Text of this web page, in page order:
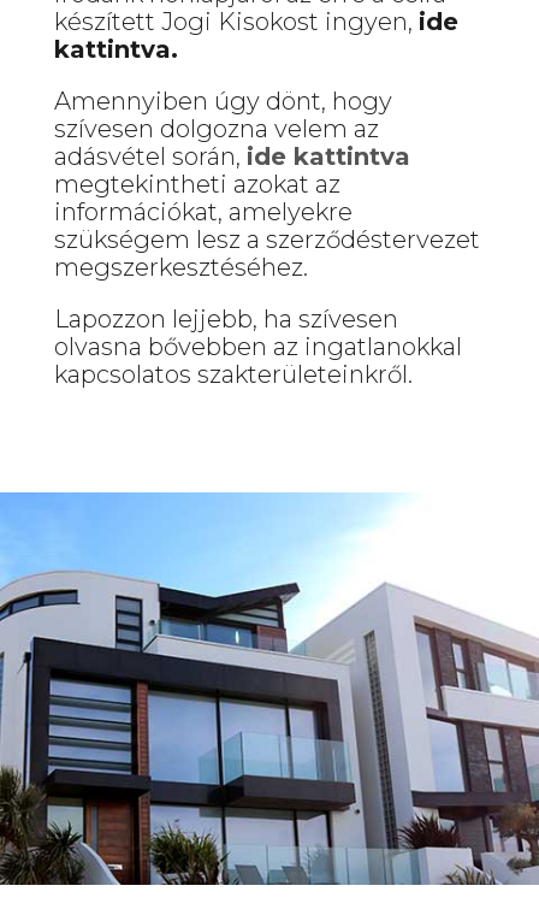
készített Jogi Kisokost ingyen, ide
kattintva.
Amennyiben úgy dönt, hogy
szívesen dolgozna velem az
adásvétel során, ide kattintva
megtekintheti azokat az
információkat, amelyekre
szükségem lesz a szerződéstervezet
megszerkesztéséhez.
Lapozzon lejjebb, ha szívesen
olvasna bővebben az ingatlanokkal
kapcsolatos szakterületeinkről.